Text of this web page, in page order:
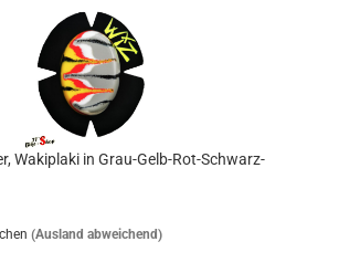
Wakiplaki in Grau-Gelb-Rot-Schwarz-
(Ausland abweichend)